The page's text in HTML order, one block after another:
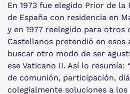
En 1973 fue elegido Prior de la
de España con residencia en
y en 1977 reelegido para otros
Castellanos pretendió en
buscar otro modo de ser
ese Vaticano II. Así lo
de comunión, participación,
colegialmente soluciones a los